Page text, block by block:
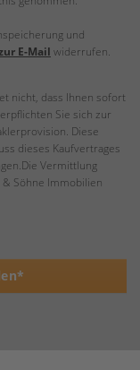
und
E-Mail widerrufen.
nicht, dass Ihnen sofort
Sie sich zur
Diese
dieses Kaufvertrages
Vermittlung
Söhne Immobilien